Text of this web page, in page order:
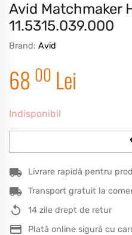
Avid Matchmaker
11.5315.039.000
Brand: Avid
68 00 Lei
Indisponibil
Livrare rapidă pentru
Transport gratuit la
14 zile drept de retur
Plată online sigură cu